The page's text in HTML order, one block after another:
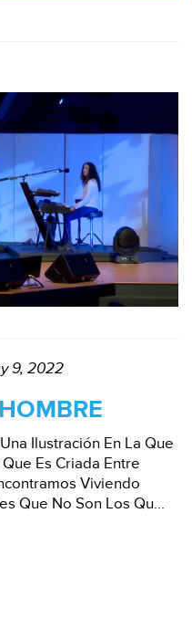
9, 2022
Ilustración En La Que
Es Criada Entre
Viviendo
Que No Son Los Qu...